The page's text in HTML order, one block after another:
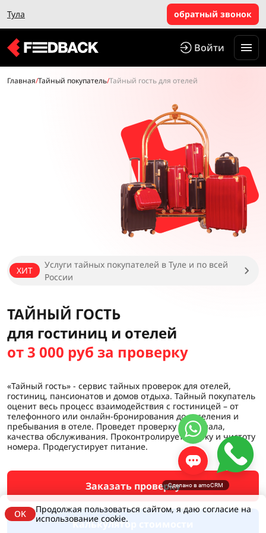
Тула обратный звонок
Войти
Главная/Тайный покупатель/Тайный гость для отелей
ХИТ
Услуги тайных покупателей в Туле и по всей
России
ТАЙНЫЙ ГОСТЬ
для гостиниц и отелей
от 3 000 руб за проверку
«Тайный гость» - сервис тайных проверок для отелей,
гостиниц, пансионатов и домов отдыха. Тайный покупатель
оценит весь процесс взаимодействия с гостиницей – от
телефонного или онлайн-бронирования до заселения и
пребывания в отеле. Проведет проверку персонала,
качества обслуживания. Проконтролирует уборку и чистоту
номера. Продегустирует питание.
Заказать проверку
Калькулятор стоимости
OK
Продолжая пользоваться сайтом, я даю согласие на
использование cookie.
Сделано в amoCRM